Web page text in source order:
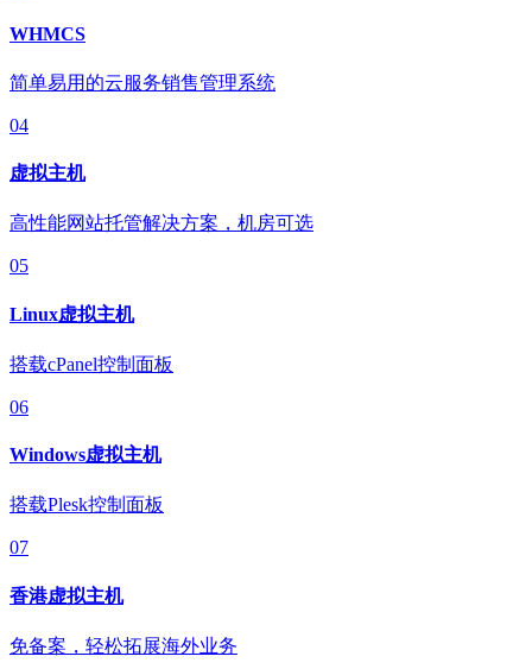
WHMCS
简单易用的云服务销售管理系统
04
虚拟主机
高性能网站托管解决方案，机房可选
05
Linux虚拟主机
搭载cPanel控制面板
06
Windows虚拟主机
搭载Plesk控制面板
07
香港虚拟主机
免备案，轻松拓展海外业务